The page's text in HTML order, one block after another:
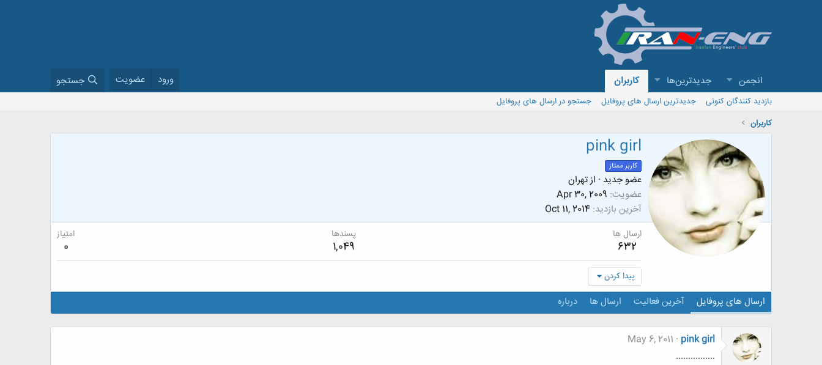
انجمن جدیدترین‌ها کاربران ورود عضویت جستجو
بازدید کنندگان کنونی جدیدترین ارسال های پروفایل
جستجو در ارسال های پروفایل
کاربران
pink girl
کاربر ممتاز
عضو جدید · ازتهران
عضویت Apr 30, 2009
آخرین بازدید Oct 11, 2014
ارسال ها
632
پسندها
1,049
امتیاز
0
پیدا کردن
ارسال های پروفایل آخرین فعالیت ارسال ها درباره
pink girl
May 6, 2011
................